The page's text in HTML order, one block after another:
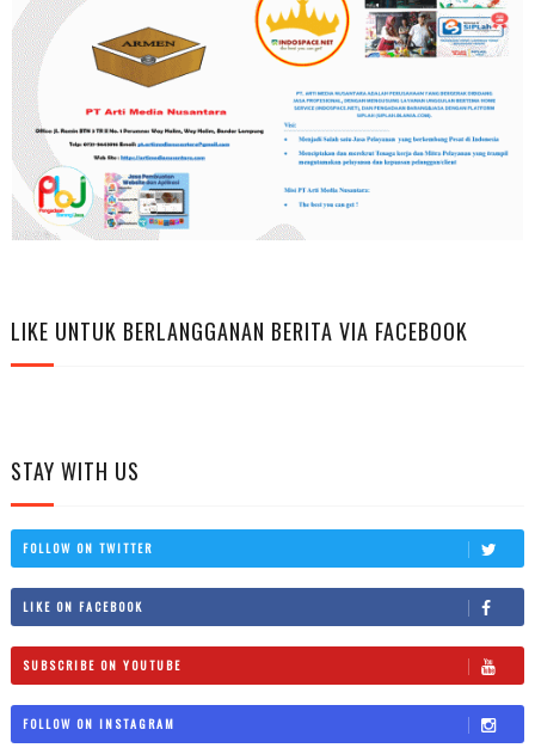
LIKE UNTUK BERLANGGANAN BERITA VIA FACEBOOK
STAY WITH US
FOLLOW ON TWITTER
LIKE ON FACEBOOK
SUBSCRIBE ON YOUTUBE
FOLLOW ON INSTAGRAM